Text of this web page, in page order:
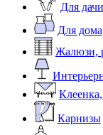
Для дачи
Для дома
Жалюзи,
Карнизы